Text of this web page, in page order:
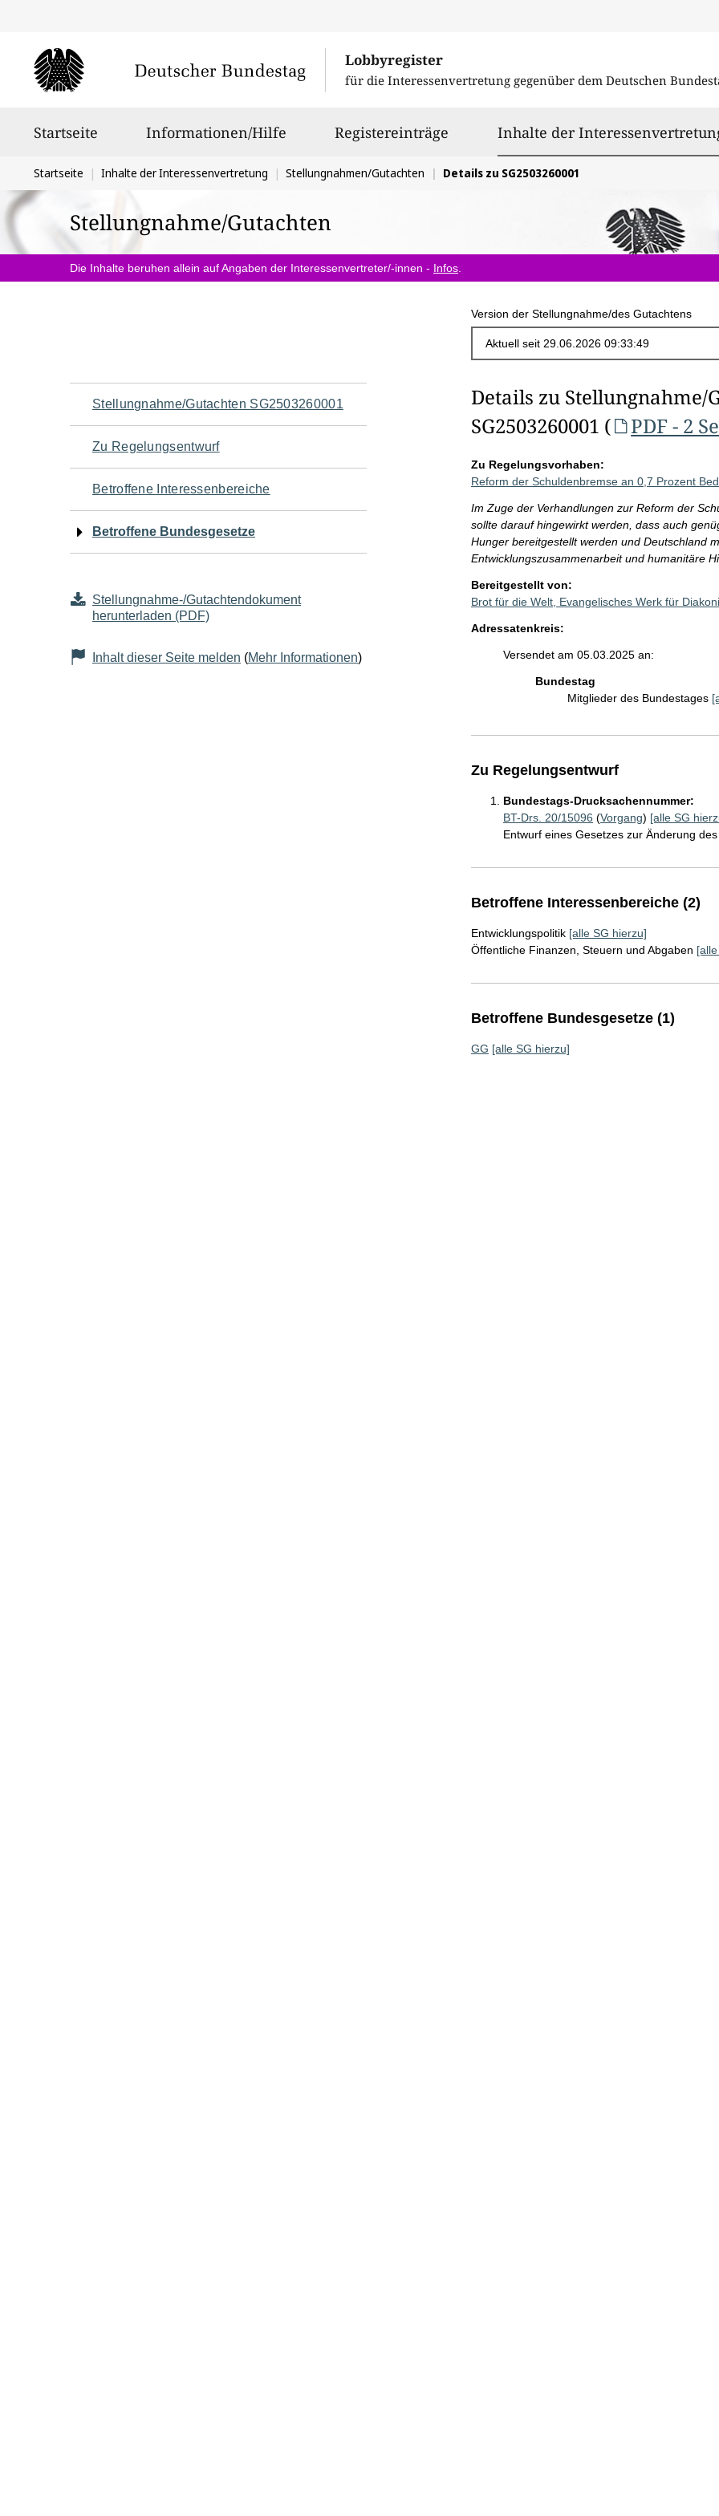
Lobbyregister
für die Interessenvertretung gegenüber dem Deutschen
Startseite Informationen/Hilfe Registereinträge Inhalte der
Sie
befinden
sich
hier:
Startseite Inhalte der Interessenvertretung Stellungnahmen/Gutachten Details zu SG2503260001
Stellungnahme/Gutachten
Die Inhalte beruhen allein auf Angaben der Interessenvertreter/-innen - Infos
Version der Stellungnahme/des Gutachtens
Navigation
für
den
Seiteninhalt
Stellungnahme/Gutachten SG2503260001
Zu Regelungsentwurf
Betroffene Interessenbereiche
Betroffene Bundesgesetze
Stellungnahme-/Gutachtendokument
herunterladen (PDF)
Inhalt dieser Seite melden (Mehr Informationen)
Details zu Stellungnahme/
SG2503260001 (
PDF - 2
Zu Regelungsvorhaben:
Reform der Schuldenbremse an 0,7 Prozent
Im Zuge der Verhandlungen zur Reform der
sollte darauf hingewirkt werden, dass auch
Hunger bereitgestellt werden und Deutschland
Entwicklungszusammenarbeit und humanitäre
Bereitgestellt von:
Brot für die Welt, Evangelisches Werk für
Adressatenkreis:
Versendet am 05.03.2025 an:
Bundestag
Mitglieder des Bundestages
Zu Regelungsentwurf
Bundestags-Drucksachennummer:
BT-Drs. 20/15096 (Vorgang) [alle SG
Entwurf eines Gesetzes zur Änderung
Betroffene Interessenbereiche (2)
Entwicklungspolitik [alle SG hierzu]
Öffentliche Finanzen, Steuern und Abgaben
Betroffene Bundesgesetze (1)
GG [alle SG hierzu]